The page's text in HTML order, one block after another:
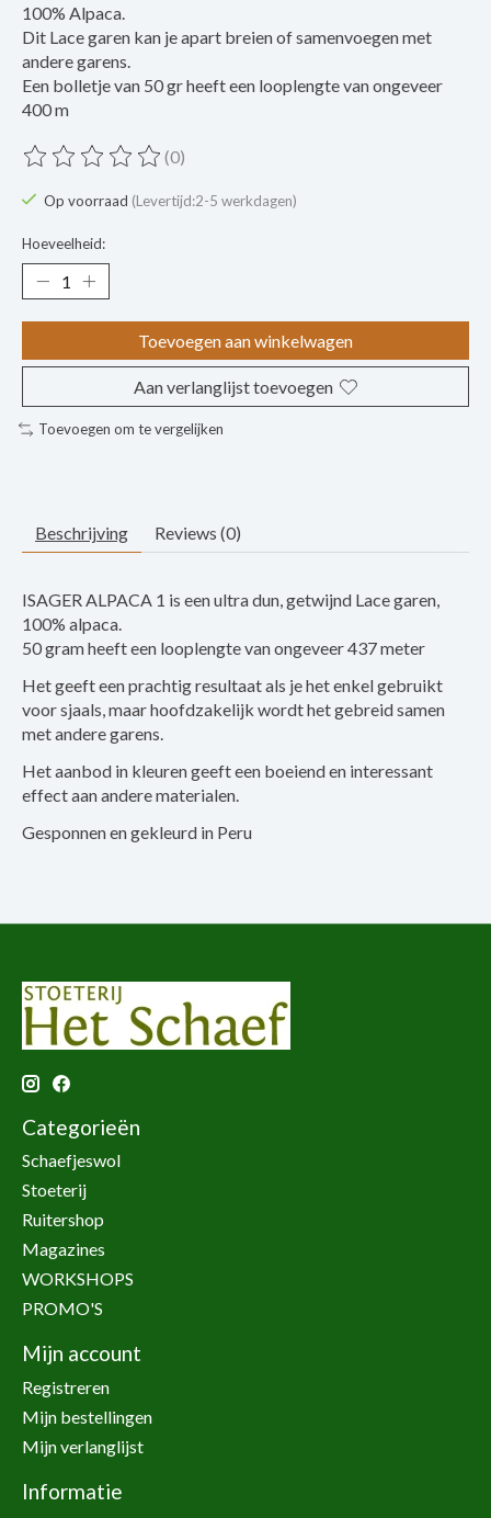
100% Alpaca.
Dit Lace garen kan je apart breien of samenvoegen met
andere garens.
Een bolletje van 50 gr heeft een looplengte van ongeveer
400 m
De beoordeling van dit product is
(0)
Op voorraad (Levertijd:2-5 werkdagen)
Hoeveelheid:
Toevoegen aan winkelwagen
Aan verlanglijst toevoegen
Toevoegen om te vergelijken
Beschrijving Reviews (0)
ISAGER ALPACA 1 is een ultra dun, getwijnd Lace garen,
100% alpaca.
50 gram heeft een looplengte van ongeveer 437 meter
Het geeft een prachtig resultaat als je het enkel gebruikt
voor sjaals, maar hoofdzakelijk wordt het gebreid samen
met andere garens.
Het aanbod in kleuren geeft een boeiend en interessant
effect aan andere materialen.
Gesponnen en gekleurd in Peru
Categorieën
Schaefjeswol
Stoeterij
Ruitershop
Magazines
WORKSHOPS
PROMO'S
Mijn account
Registreren
Mijn bestellingen
Mijn verlanglijst
Informatie